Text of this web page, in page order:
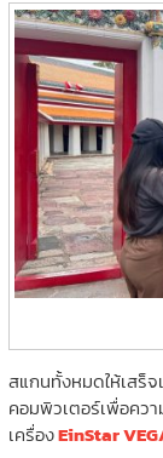
สแกนทั้งหมดให้เสร็จ
คอมพิวเตอร์เพื่อคว
เครื่องEinStar